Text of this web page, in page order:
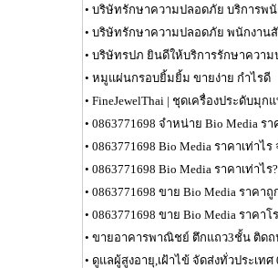
• บริษัทรักษาความปลอดภัย บริการพ
• บริษัทรักษาความปลอดภัย พนักงาน
• บริษัทรปภ ยินดีให้บริการรักษาควา
• หมูแผ่นกรอบยิ้มยิ้ม ขายง่าย กำไรดี
• FineJewelThai | ชุดเครื่องประดับมุ
• 0863771698 จำหน่าย Bio Media ร
• 0863771698 Bio Media ราคาเท่าไ
• 0863771698 Bio Media ราคาเท่าไ
• 0863771698 ขาย Bio Media ราคา
• 0863771698 ขาย Bio Media ราคา
• ขายอาคารพาณิชย์ ตึกแถว3ชั้น ติด
• ดูแลผู้สูงอายุ,เฝ้าไข้ จัดส่งทั่วประเทศ